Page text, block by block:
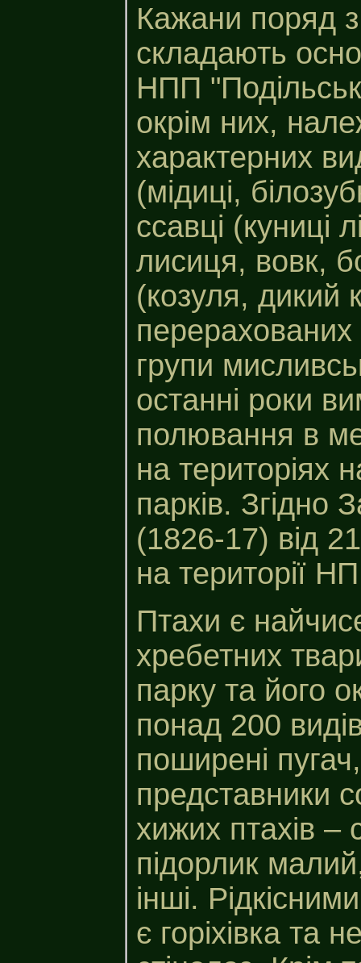
Кажани поряд
складають
НПП
окрім них,
характерних
(мідиці,
ссавці (куниці
лисиця, вовк,
(козуля, дикий
групи
останні роки
полювання в
на територіях
парків. Згідно
(1826-17) від
на території
Птахи є
хребетних
парку та його
понад 200
поширені
представники
хижих птахів –
підорлик
інші.
є горіхівка та